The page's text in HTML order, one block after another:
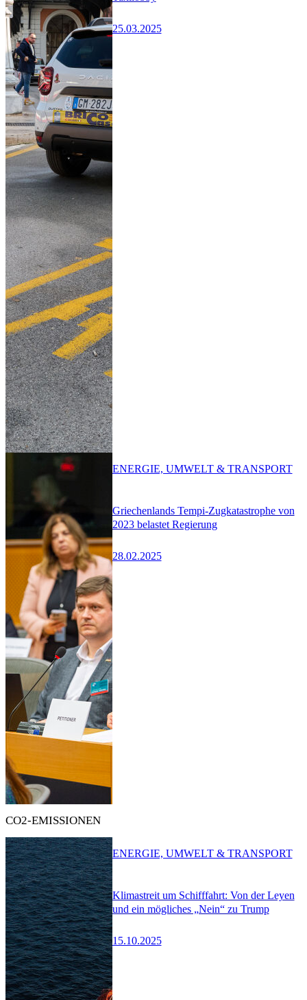
25.03.2025
Griechenlands Tempi-Zugkatastrophe von
2023 belastet Regierung
28.02.2025
ENERGIE, UMWELT & TRANSPORT
CO2-EMISSIONEN
Klimastreit um Schifffahrt: Von der Leyen
und ein mögliches „Nein“ zu Trump
15.10.2025
ENERGIE, UMWELT & TRANSPORT